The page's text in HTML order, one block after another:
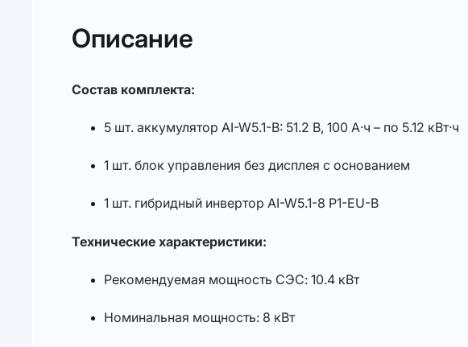
Описание
Состав комплекта:
5 шт. аккумулятор AI-W5.1-B: 51.2 В, 100 А·ч – по 5.12 кВт·ч
1 шт. блок управления без дисплея с основанием
1 шт. гибридный инвертор AI-W5.1-8 P1-EU-B
Технические характеристики:
Рекомендуемая мощность СЭС: 10.4 кВт
Номинальная мощность: 8 кВт